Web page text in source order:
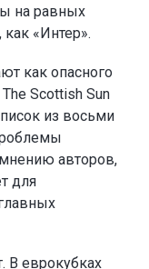
на равных
«Интер».
как опасного
Scottish Sun
из восьми
авторов,
для
В еврокубках